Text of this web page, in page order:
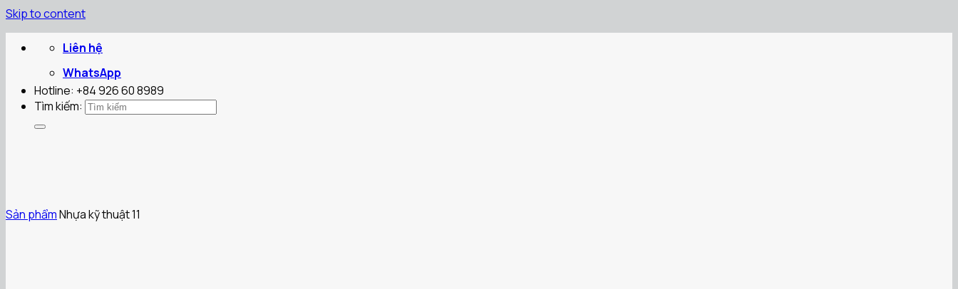
Skip to content
Liên hệ
WhatsApp
Hotline: +84 926 60 8989
Tìm kiếm:
Sản phẩmNhựa kỹ thuật 11